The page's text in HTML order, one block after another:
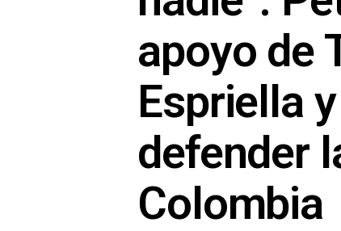
apoyo de
Espriella
defender
Colombia